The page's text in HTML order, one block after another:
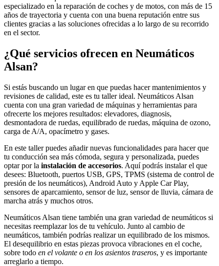
especializado en la reparación de coches y de motos, con más de 15
años de trayectoria y cuenta con una buena reputación entre sus
clientes gracias a las soluciones ofrecidas a lo largo de su recorrido
en el sector.
¿Qué servicios ofrecen en Neumáticos
Alsan?
Si estás buscando un lugar en que puedas hacer mantenimientos y
revisiones de calidad, este es tu taller ideal. Neumáticos Alsan
cuenta con una gran variedad de máquinas y herramientas para
ofrecerte los mejores resultados: elevadores, diagnosis,
desmontadora de ruedas, equilibrado de ruedas, máquina de ozono,
carga de A/A, opacímetro y gases.
En este taller puedes añadir nuevas funcionalidades para hacer que
tu conducción sea más cómoda, segura y personalizada, puedes
optar por la instalación de accesorios. Aquí podrás instalar el que
desees: Bluetooth, puertos USB, GPS, TPMS (sistema de control de
presión de los neumáticos), Android Auto y Apple Car Play,
sensores de aparcamiento, sensor de luz, sensor de lluvia, cámara de
marcha atrás y muchos otros.
Neumáticos Alsan tiene también una gran variedad de neumáticos si
necesitas reemplazar los de tu vehículo. Junto al cambio de
neumáticos, también podrías realizar un equilibrado de los mismos.
El desequilibrio en estas piezas provoca vibraciones en el coche,
sobre todo en el volante o en los asientos traseros, y es importante
arreglarlo a tiempo.